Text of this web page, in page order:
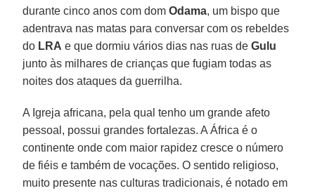
durante cinco anos com domOdama, um bispo que
adentrava nas matas para conversar com os rebeldes
do LRA e que dormiu vários dias nas ruas deGulu
junto às milhares de crianças que fugiam todas as
noites dos ataques da guerrilha.
A Igreja africana, pela qual tenho um grande afeto
pessoal, possui grandes fortalezas. A África é o
continente onde com maior rapidez cresce o número
de fiéis e também de vocações. O sentido religioso,
muito presente nas culturas tradicionais, é notado em